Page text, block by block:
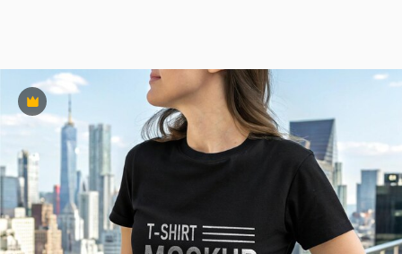
Premium